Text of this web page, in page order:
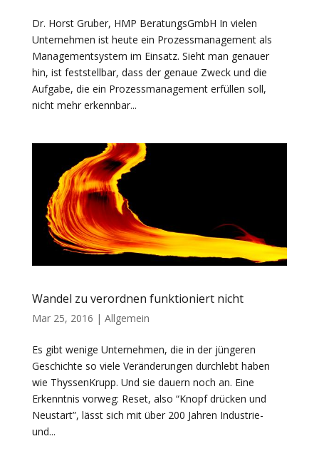
Dr. Horst Gruber, HMP BeratungsGmbH In vielen
Unternehmen ist heute ein Prozessmanagement als
Managementsystem im Einsatz. Sieht man genauer
hin, ist feststellbar, dass der genaue Zweck und die
Aufgabe, die ein Prozessmanagement erfüllen soll,
nicht mehr erkennbar...
Wandel zu verordnen funktioniert nicht
Mar 25, 2016 | Allgemein
Es gibt wenige Unternehmen, die in der jüngeren
Geschichte so viele Veränderungen durchlebt haben
wie ThyssenKrupp. Und sie dauern noch an. Eine
Erkenntnis vorweg: Reset, also “Knopf drücken und
Neustart”, lässt sich mit über 200 Jahren Industrie-
und...